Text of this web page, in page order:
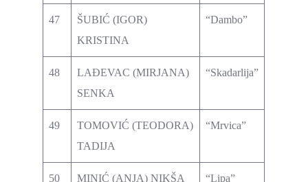
47
ŠUBIĆ (IGOR)
KRISTINA
“Dambo”
48
LAĐEVAC (MIRJANA)
SENKA
“Skadarlija”
49
TOMOVIĆ (TEODORA)
TADIJA
“Mrvica”
50 MINIĆ (ANJA) NIKŠA “Lipa”